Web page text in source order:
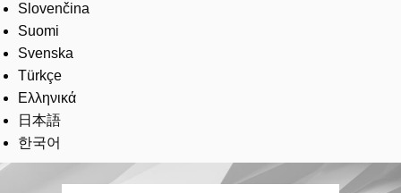
Slovenčina
Suomi
Svenska
Türkçe
Ελληνικά
日本語
한국어